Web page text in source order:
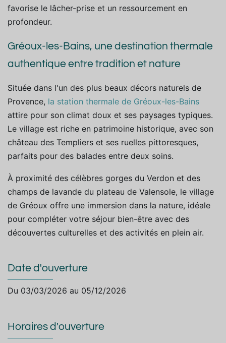
favorise le lâcher-prise et un ressourcement en
profondeur.
Gréoux-les-Bains, une destination thermale
authentique entre tradition et nature
Située dans l'un des plus beaux décors naturels de
Provence, la station thermale de Gréoux-les-Bains
attire pour son climat doux et ses paysages typiques.
Le village est riche en patrimoine historique, avec son
château des Templiers et ses ruelles pittoresques,
parfaits pour des balades entre deux soins.
À proximité des célèbres gorges du Verdon et des
champs de lavande du plateau de Valensole, le village
de Gréoux offre une immersion dans la nature, idéale
pour compléter votre séjour bien-être avec des
découvertes culturelles et des activités en plein air.
Date d'ouverture
Du 03/03/2026 au 05/12/2026
Horaires d'ouverture